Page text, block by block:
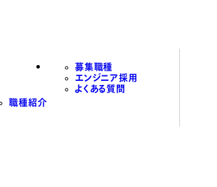
職種紹介
募集職種
エンジニア採用
よくある質問